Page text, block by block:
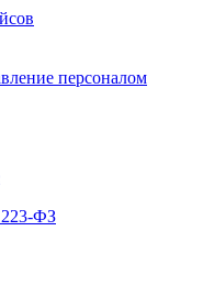
персоналом